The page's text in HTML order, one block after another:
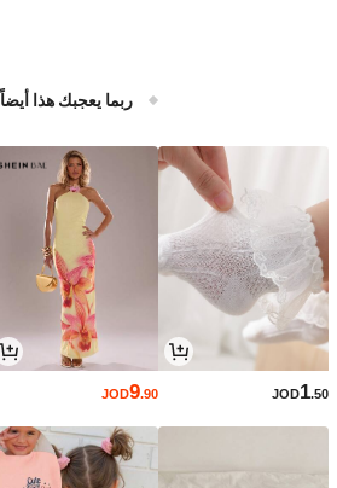
ربما يعجبك هذا أيضاً
JOD1.50
JOD9.90